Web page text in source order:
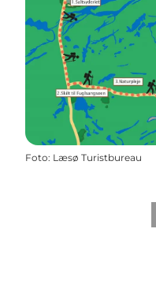
Foto: Læsø Turistbureau